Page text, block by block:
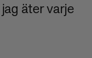
äter varje